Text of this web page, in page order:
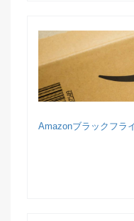
Amazonブラックフラ